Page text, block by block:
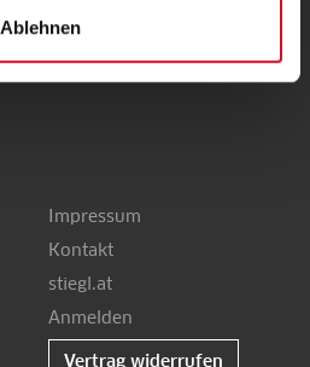
Ablehnen
Impressum
Kontakt
stiegl.at
Anmelden
Vertrag widerrufen